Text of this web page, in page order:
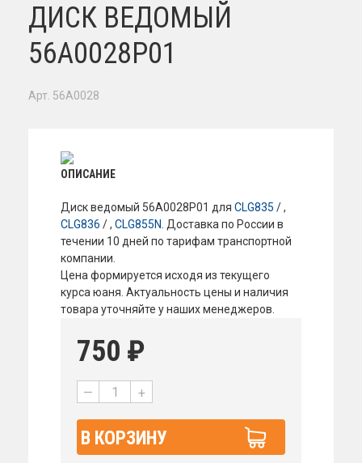
ДИСК ВЕДОМЫЙ
56A0028P01
Арт. 56A0028
ОПИСАНИЕ
Диск ведомый 56A0028P01 для CLG835 / ,
CLG836 / , CLG855N . Доставка по России в
течении 10 дней по тарифам транспортной
компании.
Цена формируется исходя из текущего
курса юаня. Актуальность цены и наличия
товара уточняйте у наших менеджеров.
750 ₽
— +
В КОРЗИНУ